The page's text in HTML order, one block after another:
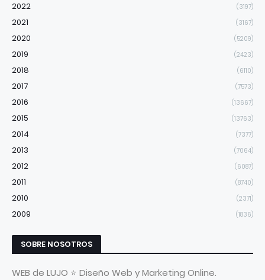
2022 (3197)
2021 (3167)
2020 (5209)
2019 (2423)
2018 (6110)
2017 (7573)
2016 (13667)
2015 (13763)
2014 (7377)
2013 (7064)
2012 (6087)
2011 (8740)
2010 (2371)
2009 (1836)
SOBRE NOSOTROS
WEB de LUJO ⭐ Diseño Web y Marketing Online.